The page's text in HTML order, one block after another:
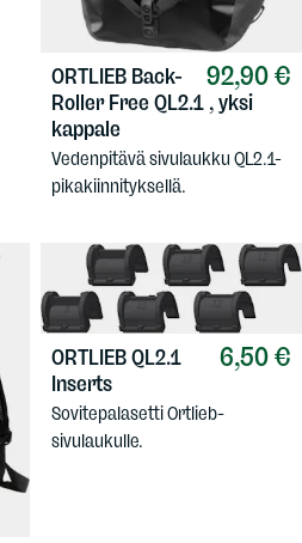
92,90 €
ORTLIEB Back-
Roller Free QL2.1 , yksi
kappale
Vedenpitävä sivulaukku QL2.1-
pikakiinnityksellä.
6,50 €
ORTLIEBQL2.1
Inserts
Sovitepalasetti Ortlieb-
sivulaukulle.